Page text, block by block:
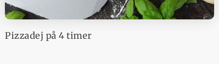
Pizzadej på 4 timer